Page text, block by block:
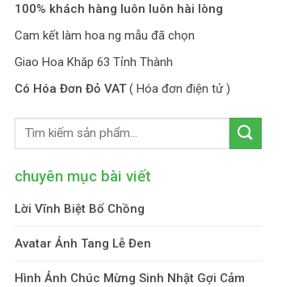
100% khách hàng luôn luôn hài lòng
Cam kết làm hoa ng mẫu đã chọn
Giao Hoa Khăp 63 Tỉnh Thành
Có Hóa Đơn Đỏ VAT ( Hóa đơn điện tử )
chuyên mục bài viết
Lời Vĩnh Biệt Bố Chồng
Avatar Ảnh Tang Lễ Đen
Hình Ảnh Chúc Mừng Sinh Nhật Gợi Cảm